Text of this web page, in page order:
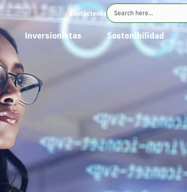
Contáctenos
Inversionistas Sostenibilidad